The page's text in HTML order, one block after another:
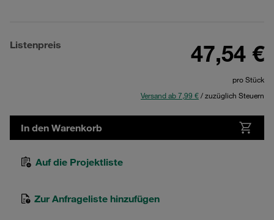
Listenpreis 47,54 €
pro Stück
Versand ab 7,99 €/ zuzüglich Steuern
In den Warenkorb
Auf die Projektliste
Zur Anfrageliste hinzufügen